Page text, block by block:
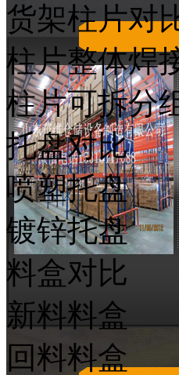
货架柱片对
柱片整体焊
柱片可拆分
托盘对比
喷塑托盘
镀锌托盘
料盒对比
新料料盒
回料料盒